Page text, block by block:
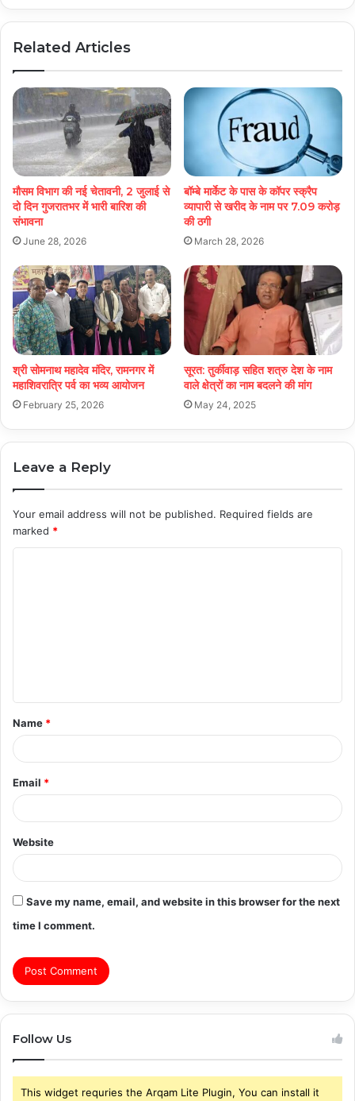
Related Articles
मौसम विभाग की नई चेतावनी, 2 जुलाई से
दो दिन गुजरातभर में भारी बारिश की
संभावना
June 28, 2026
बॉम्बे मार्केट के पास के कॉपर स्क्रैप
व्यापारी से खरीद के नाम पर 7.09 करोड़
की ठगी
March 28, 2026
श्री सोमनाथ महादेव मंदिर, रामनगर में
महाशिवरात्रि पर्व का भव्य आयोजन
February 25, 2026
सूरत: तुर्कीवाड़ सहित शत्रु देश के नाम
वाले क्षेत्रों का नाम बदलने की मांग
May 24, 2025
Leave a Reply
Your email address will not be published. Required fields are
marked *
t
*
Name *
Email *
Website
Save my name, email, and website in this browser for the next
time I comment.
Follow Us
This widget requries the Arqam Lite Plugin, You can install it